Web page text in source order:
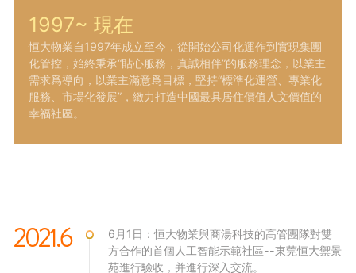
1997~ 現在
恒大物業自1997年成立至今，從開始公司化運作到實現集團
化管控，始終秉承“貼心服務，真誠相伴”的服務理念，以業主
需求爲導向，以業主滿意爲目標，堅持“標準化運營、專業化
服務、市場化發展”，緻力打造中國最具居住價值人文價值的
幸福社區。
2021.6
6月1日：恒大物業與商湯科技的高管團隊對雙
方合作的首個人工智能示範社區--東莞恒大禦景
苑進行驗收，并進行深入交流。